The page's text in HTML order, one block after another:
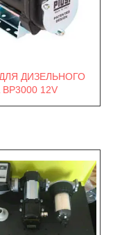
ДИЗЕЛЬНОГО
12V